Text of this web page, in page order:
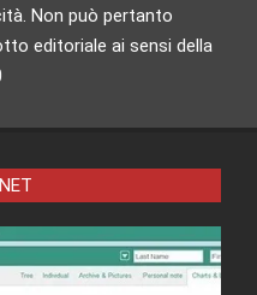
Non può pertanto
editoriale ai sensi della